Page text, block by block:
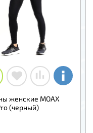
женские MOAX
(черный)